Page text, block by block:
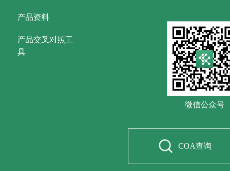
产品资料
产品交叉对照工
具
微信公众号
COA查询